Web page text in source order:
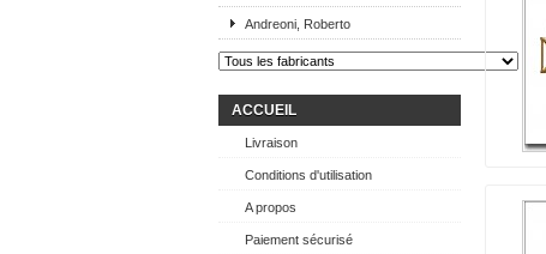
Andreoni, Roberto
ACCUEIL
Livraison
Conditions d'utilisation
A propos
Paiement sécurisé